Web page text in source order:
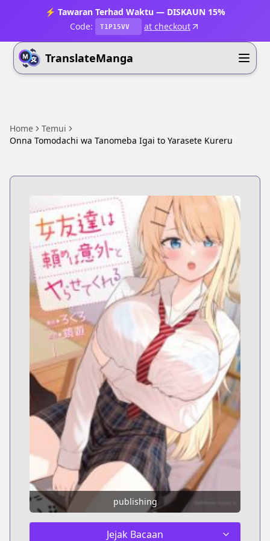
⚡ Tawaran Terhad Waktu — DISKAUN 15%
Code:
T1P15VV at checkout
TranslateManga
Home
Temui
Onna Tomodachi wa Tanomeba Igai to Yarasete Kureru
publishing
Jejak Bacaan